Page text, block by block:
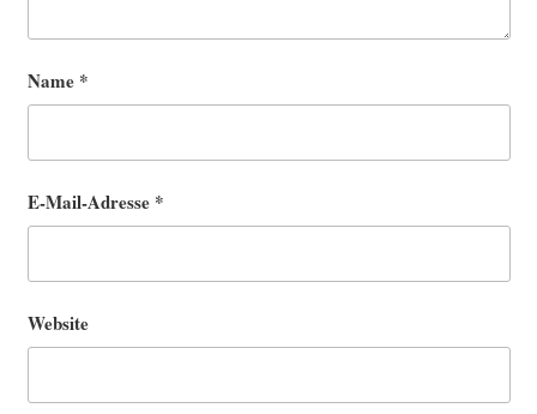
Name *
E-Mail-Adresse *
Website